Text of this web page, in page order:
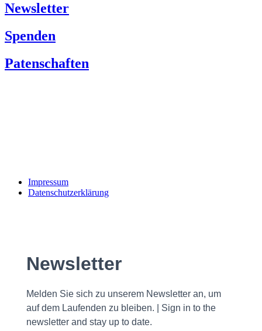
Newsletter
Spenden
Patenschaften
Impressum
Datenschutzerklärung
Newsletter
Melden Sie sich zu unserem Newsletter an, um
auf dem Laufenden zu bleiben. | Sign in to the
newsletter and stay up to date.